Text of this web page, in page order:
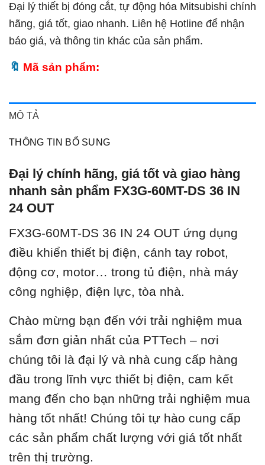
Đại lý thiết bị đóng cắt, tự động hóa Mitsubishi chính
hãng, giá tốt, giao nhanh. Liên hệ Hotline để nhận
báo giá, và thông tin khác của sản phẩm.
Mã sản phẩm:
MÔ TẢ
THÔNG TIN BỔ SUNG
Đại lý chính hãng, giá tốt và giao hàng
nhanh sản phẩm FX3G-60MT-DS 36 IN
24 OUT
FX3G-60MT-DS 36 IN 24 OUT ứng dụng
điều khiển thiết bị điện, cánh tay robot,
động cơ, motor… trong tủ điện, nhà máy
công nghiệp, điện lực, tòa nhà.
Chào mừng bạn đến với trải nghiệm mua
sắm đơn giản nhất của PTTech – nơi
chúng tôi là đại lý và nhà cung cấp hàng
đầu trong lĩnh vực thiết bị điện, cam kết
mang đến cho bạn những trải nghiệm mua
hàng tốt nhất! Chúng tôi tự hào cung cấp
các sản phẩm chất lượng với giá tốt nhất
trên thị trường.